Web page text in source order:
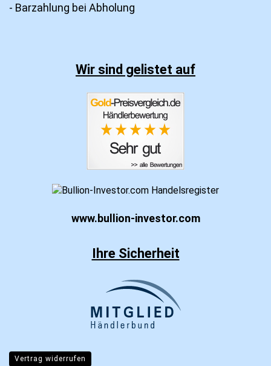
- Barzahlung bei Abholung
Wir sind gelistet auf
www.bullion-investor.com
Ihre Sicherheit
Vertrag widerrufen